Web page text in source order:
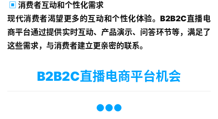
▣ 消费者互动和个性化需求
现代消费者渴望更多的互动和个性化体验。B2B2C直播电
商平台通过提供实时互动、产品演示、问答环节等，满足了
这些需求，与消费者建立更亲密的联系。
B2B2C直播电商平台机会
●●●